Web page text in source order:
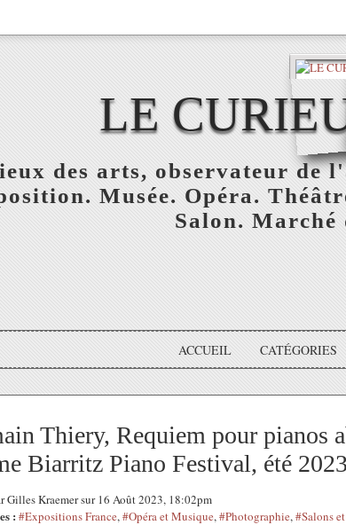
LE
des arts, observateur
Musée. Opéra.
Salon.
ACCUEIL CATÉGORIES
Thiery, Requiem pour pianos
Biarritz Piano Festival, été
Gilles Kraemer sur 16 Août 2023, 18:02pm
: #Expositions France,#Opéra et Musique,#Photographie,#Salons